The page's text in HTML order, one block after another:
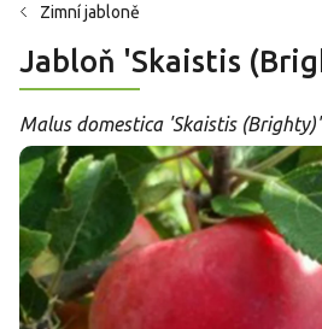
Zimní jabloně
Jabloň 'Skaistis
Malus domestica 'Skaistis (Brighty)'